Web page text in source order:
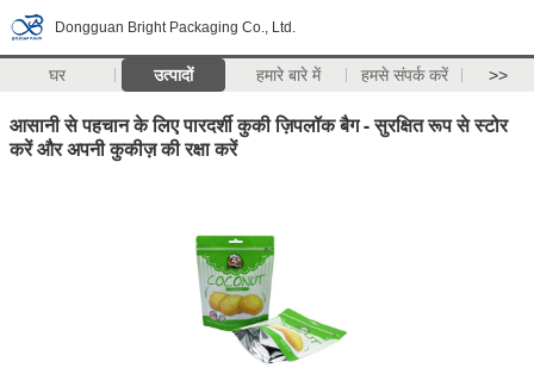
Dongguan Bright Packaging Co., Ltd.
घर उत्पादों हमारे बारे में हमसे संपर्क करें >>
आसानी से पहचान के लिए पारदर्शी कुकी ज़िपलॉक बैग - सुरक्षित रूप से स्टोर
करें और अपनी कुकीज़ की रक्षा करें